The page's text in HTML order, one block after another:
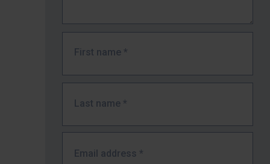
First name *
Last name *
Email address *